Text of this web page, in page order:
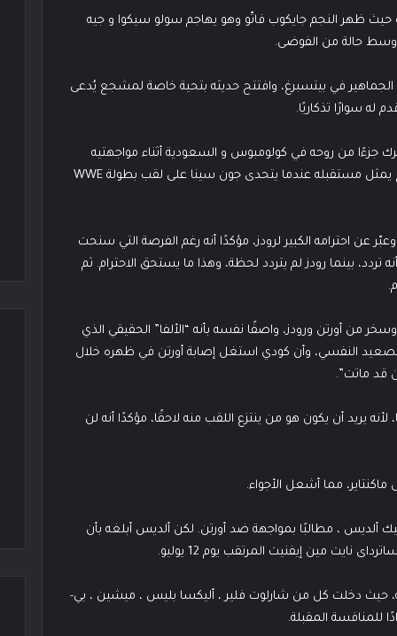
الاخير 27 -6-2025 بلقطة مثيرة حيث ظهر النجم جايكوب فاتّو وهو يهاجم سولو سيكوا و جيه
وسط حالة من الفوضى.
في بيتسبرغ، وافتتح حديثه بتحية خاصة لمشجع يُدعى
جزءًا من روحه في كولومبوس و السعودية أثناء مواجهتيه
ضد جاي أوسو و راندي أورتن على التوالي. وأكد أن هذا التاج يمثل مستقبله عندما يتحدى جون سينا على لقب بطولة WWE
عن احترامه الكبير لرودز، مؤكدًا أنه رغم الفرصة التي سنحت
تردد، بينما رودز لم يتردد لحظة، وهذا ما يستحق الاحترام. ثم
من أورتن ورودز، واصفًا نفسه بأنه “الألفا” الحقيقي الذي
النفسي، وأن كودي استغل إصابة أورتن في ظهره خلال
قد ماتت”.
يريد أن يكون هو من ينتزع اللقب منه لاحقًا، مؤكدًا أنه لن
ألديس ، مطالبًا بمواجهة ضد أورتن. لكن ألديس أبلغه بأن
نايت مين إيفنيت المرتقب يوم 12 يوليو.
حيث دخلت كل من شارلوت فلير ، أليكسا بليس ، ميشين ، بي-
المقبلة.